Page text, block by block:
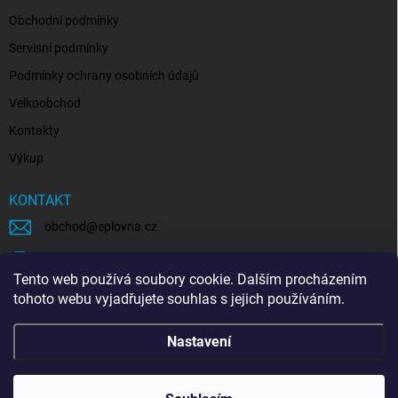
Tento web používá soubory cookie. Dalším procházením
tohoto webu vyjadřujete souhlas s jejich používáním.
Nastavení
Obchodní podmínky
Servisní podmínky
Podmínky ochrany osobních údajů
Velkoobchod
Kontakty
Výkup
KONTAKT
obchod @eplovna.cz
eplovna.cz